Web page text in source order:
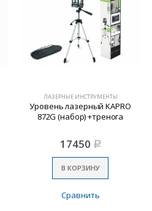
ЛАЗЕРНЫЕ ИНСТРУМЕНТЫ
Уровень лазерный KAPRO
872G (набор) +тренога
17450 Р
В КОРЗИНУ
Сравнить